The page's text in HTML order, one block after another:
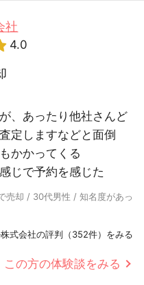
社
4.0
、あったり他社さんど
定しますなどと面倒
かかってくる
じで予約を感じた
売却 / 30代男性 / 知名度があっ
式会社の評判（352件）をみる
この方の体験談をみる